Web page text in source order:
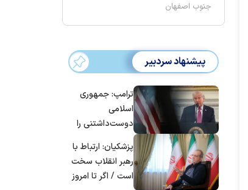
جنوب اصفهان
پیشنهاد سردبیر
ترامپ: جمهوری
اسلامی
دوست‌داشتنی را
برای بزرگ‌ترین
حمله آماده بودیم
| غنائم از آنِ فاتح
پزشکیان: ارتباط با
رهبر انقلاب سخت
است / اگر تا امروز